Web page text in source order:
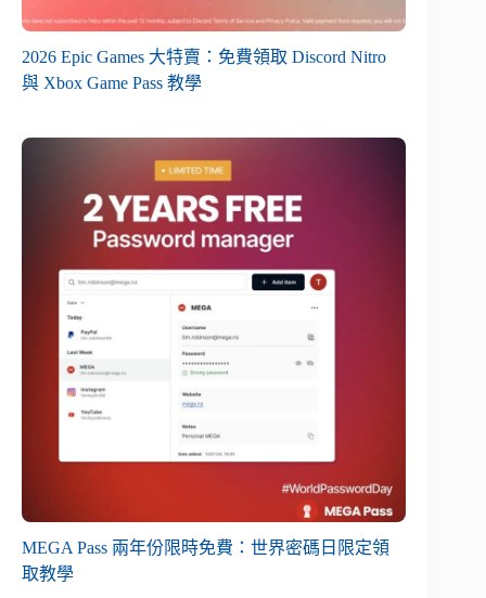
2026 Epic Games 大特賣：免費領取 Discord Nitro
與 Xbox Game Pass 教學
MEGA Pass 兩年份限時免費：世界密碼日限定領
取教學